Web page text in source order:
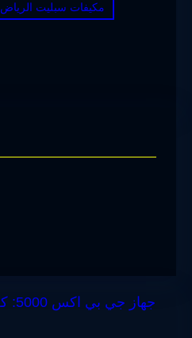
مكيفات سبليت الرياض